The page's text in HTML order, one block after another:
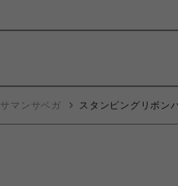
サマンサベガ スタンピングリボン